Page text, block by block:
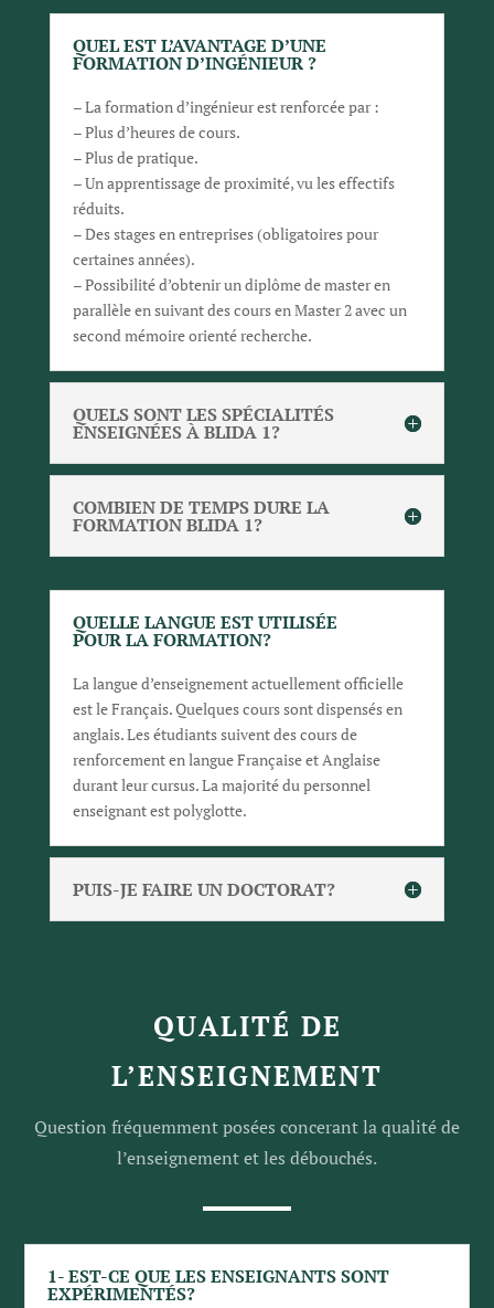
QUEL EST L’AVANTAGE D’UNE
FORMATION D’INGÉNIEUR ?
– La formation d’ingénieur est renforcée par :
– Plus d’heures de cours.
– Plus de pratique.
– Un apprentissage de proximité, vu les effectifs
réduits.
– Des stages en entreprises (obligatoires pour
certaines années).
– Possibilité d’obtenir un diplôme de master en
parallèle en suivant des cours en Master 2 avec un
second mémoire orienté recherche.
QUELS SONT LES SPÉCIALITÉS
ENSEIGNÉES À BLIDA 1?
COMBIEN DE TEMPS DURE LA
FORMATION BLIDA 1?
QUELLE LANGUE EST UTILISÉE
POUR LA FORMATION?
La langue d’enseignement actuellement officielle
est le Français. Quelques cours sont dispensés en
anglais. Les étudiants suivent des cours de
renforcement en langue Française et Anglaise
durant leur cursus. La majorité du personnel
enseignant est polyglotte.
PUIS-JE FAIRE UN DOCTORAT?
QUALITÉ DE
L’ENSEIGNEMENT
Question fréquemment posées concerant laqualité de
l’enseignement et les débouchés.
1- EST-CE QUE LES ENSEIGNANTS SONT
EXPÉRIMENTÉS?